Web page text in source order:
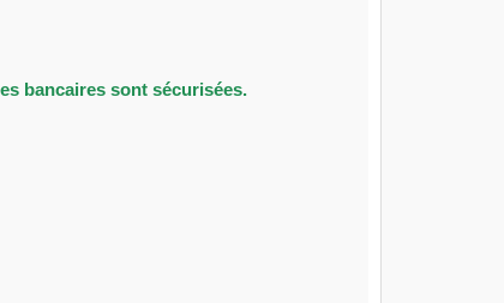
bancaires sont sécurisées.